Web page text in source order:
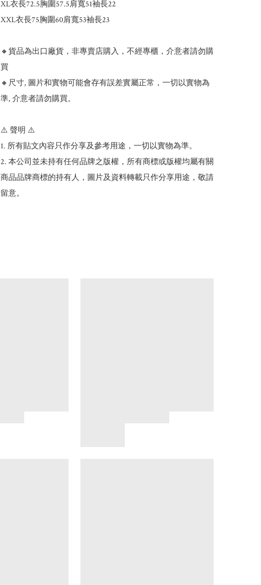
XL衣長72.5胸圍57.5肩寬51袖長22
XXL衣長75胸圍60肩寬53袖長23
🔸貨品為出口廠貨，非專賣店購入，不經專櫃，介意者請勿購
買
🔸尺寸, 圖片和實物可能會存有誤差實屬正常，一切以實物為
準, 介意者請勿購買。
⚠️ 聲明 ⚠️
1. 所有貼文內容只作分享及參考用途，一切以實物為準。
2. 本公司並未持有任何品牌之版權，所有商標或版權均屬有關
商品品牌商標的持有人，圖片及資料轉載只作分享用途，敬請
留意。